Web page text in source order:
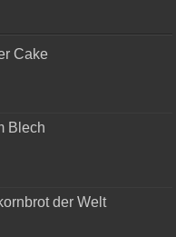
Cake
Blech
der Welt